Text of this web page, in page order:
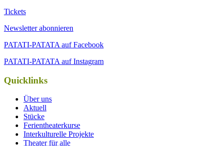
Tickets
Newsletter abonnieren
PATATI-PATATA auf Facebook
PATATI-PATATA auf Instagram
Quicklinks
Über uns
Aktuell
Stücke
Ferientheaterkurse
Interkulturelle Projekte
Theater für alle